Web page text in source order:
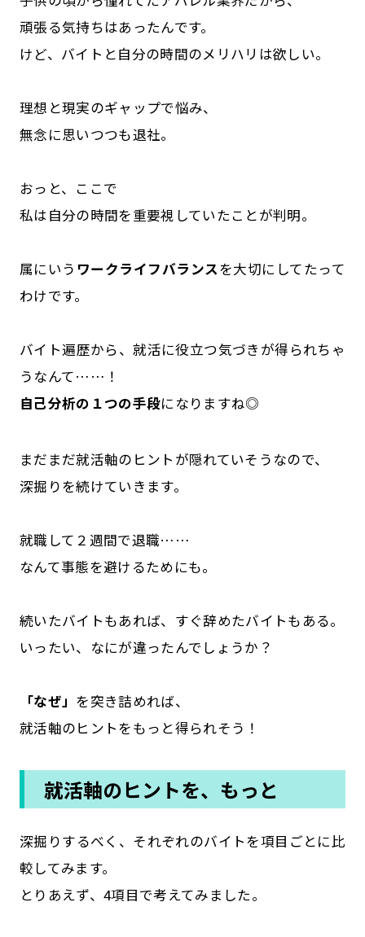
頑張る気持ちはあったんです。
けど、バイトと自分の時間のメリハリは欲しい。
理想と現実のギャップで悩み、
無念に思いつつも退社。
おっと、ここで
私は自分の時間を重要視していたことが判明。
属にいう ワークライフバランスを大切にしてたって
わけです。
バイト遍歴から、就活に役立つ気づきが得られちゃ
うなんて……！
自己分析の１つの手段になりますね◎
まだまだ就活軸のヒントが隠れていそうなので、
深掘りを続けていきます。
就職して２週間で退職……
なんて事態を避けるためにも。
続いたバイトもあれば、すぐ辞めたバイトもある。
いったい、なにが違ったんでしょうか？
「なぜ」 を突き詰めれば、
就活軸のヒントをもっと得られそう！
就活軸のヒントを、もっと
深掘りするべく、それぞれのバイトを項目ごとに比
較してみます。
とりあえず、4項目で考えてみました。